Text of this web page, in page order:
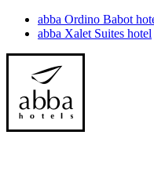
abba Ordino Babot
abba Xalet Suites hotel